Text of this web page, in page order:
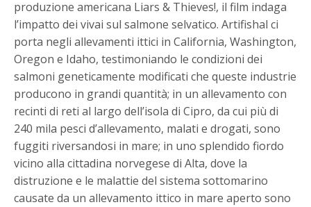
produzione americana Liars & Thieves!, il film indaga
l’impatto dei vivai sul salmone selvatico. Artifishal ci
porta negli allevamenti ittici in California, Washington,
Oregon e Idaho, testimoniando le condizioni dei
salmoni geneticamente modificati che queste industrie
producono in grandi quantità; in un allevamento con
recinti di reti al largo dell’isola di Cipro, da cui più di
240 mila pesci d’allevamento, malati e drogati, sono
fuggiti riversandosi in mare; in uno splendido fiordo
vicino alla cittadina norvegese di Alta, dove la
distruzione e le malattie del sistema sottomarino
causate da un allevamento ittico in mare aperto sono